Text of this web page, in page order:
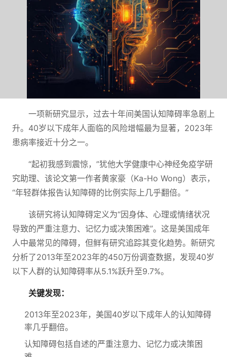
一项新研究显示，过去十年间美国认知障碍率急剧上
升。40岁以下成年人面临的风险增幅最为显著，2023年
患病率接近十分之一。
“起初我感到震惊，”犹他大学健康中心神经免疫学研
究助理、该论文第一作者黄家豪（Ka-Ho Wong）表示，
“年轻群体报告认知障碍的比例实际上几乎翻倍。”
该研究将认知障碍定义为“因身体、心理或情绪状况
导致的严重注意力、记忆力或决策困难”。这是美国成年
人中最常见的障碍，但鲜有研究追踪其变化趋势。新研究
分析了2013年至2023年的450万份调查数据，发现40岁
以下人群的认知障碍率从5.1%跃升至9.7%。
关键发现：
2013年至2023年，美国40岁以下成年人的认知障碍
率几乎翻倍。
认知障碍包括自述的严重注意力、记忆力或决策困